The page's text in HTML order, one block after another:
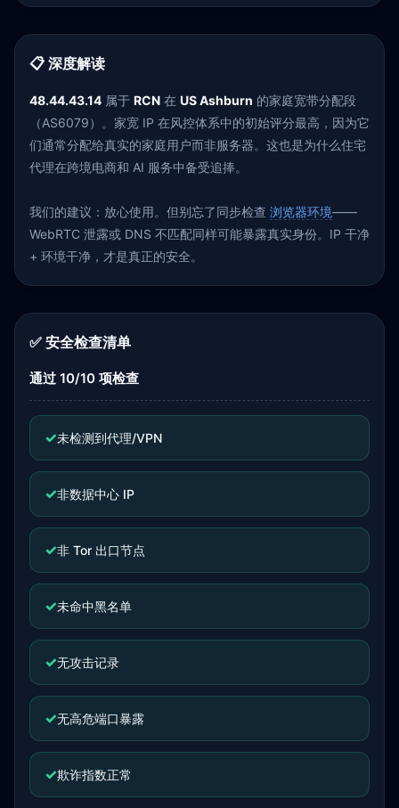
📋 深度解读
48.44.43.14 属于 RCN 在 US Ashburn 的家庭宽带分配段
（AS6079）。家宽 IP 在风控体系中的初始评分最高，因为它
们通常分配给真实的家庭用户而非服务器。这也是为什么住宅
代理在跨境电商和 AI 服务中备受追捧。
我们的建议：放心使用。但别忘了同步检查 浏览器环境——
WebRTC 泄露或 DNS 不匹配同样可能暴露真实身份。IP 干净
+ 环境干净，才是真正的安全。
✅ 安全检查清单
通过 10/10 项检查
✓未检测到代理/VPN
✓非数据中心 IP
✓非 Tor 出口节点
✓未命中黑名单
✓无攻击记录
✓无高危端口暴露
✓欺诈指数正常